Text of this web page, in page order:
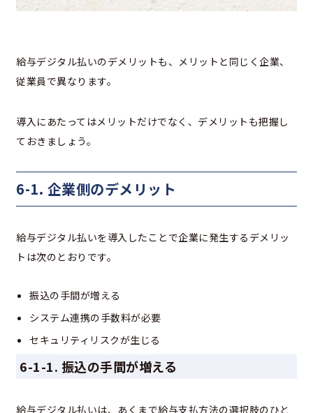
給与デジタル払いのデメリットも、メリットと同じく企業、
従業員で異なります。
導入にあたってはメリットだけでなく、デメリットも把握し
ておきましょう。
6-1. 企業側のデメリット
給与デジタル払いを導入したことで企業に発生するデメリッ
トは次のとおりです。
振込の手間が増える
システム連携の手数料が必要
セキュリティリスクが生じる
6-1-1. 振込の手間が増える
給与デジタル払いは、あくまで給与支払方法の選択肢のひと